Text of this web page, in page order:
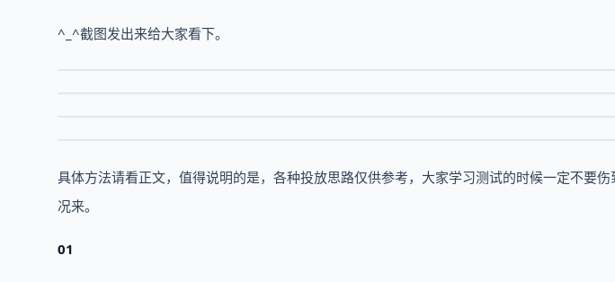
^_^截图发出来给大家看下。
具体方法请看正文，值得说明的是，各种投放思路仅供参考，大家学习测试的时候一定不要
况来。
01